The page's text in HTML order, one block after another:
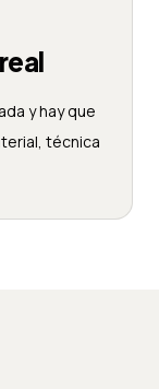
y hay que
técnica